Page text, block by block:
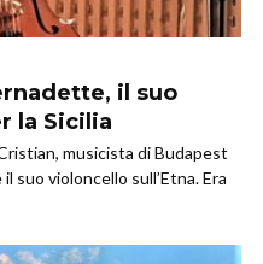
il suo
la Sicilia
musicista di Budapest
suo violoncello sull’Etna. Era